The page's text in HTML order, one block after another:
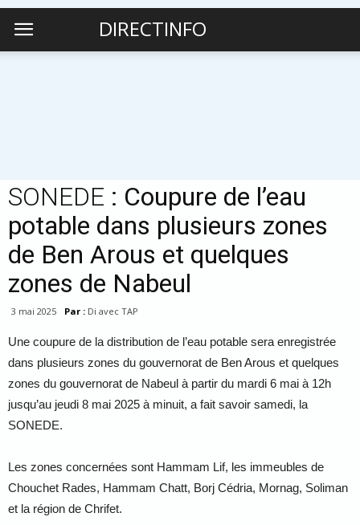
DIRECTINFO
SONEDE : Coupure de l’eau
potable dans plusieurs zones
de Ben Arous et quelques
zones de Nabeul
3 mai 2025 Par : Di avec TAP
Une coupure de la distribution de l’eau potable sera enregistrée
dans plusieurs zones du gouvernorat de Ben Arous et quelques
zones du gouvernorat de Nabeul à partir du mardi 6 mai à 12h
jusqu’au jeudi 8 mai 2025 à minuit, a fait savoir samedi, la
SONEDE.
Les zones concernées sont Hammam Lif, les immeubles de
Chouchet Rades, Hammam Chatt, Borj Cédria, Mornag, Soliman
et la région de Chrifet.